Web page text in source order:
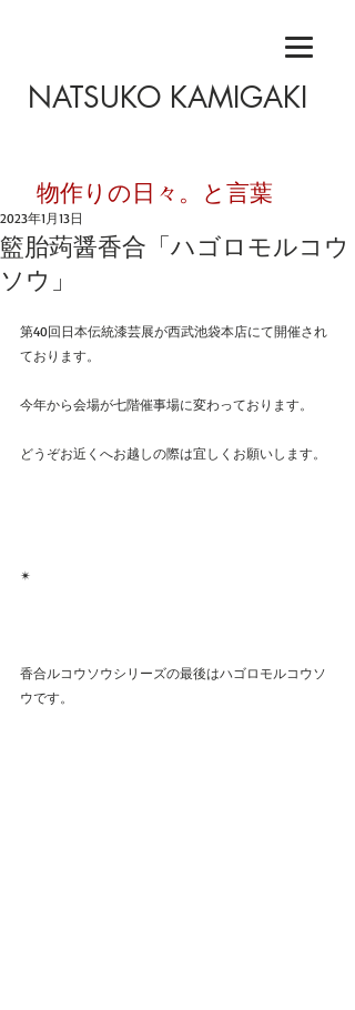
NATSUKO KAMIGAKI
​物作りの日々。と言葉
籃胎蒟醤香合「ハゴロモルコウ
ソウ」
2023年1月13日
第40回日本伝統漆芸展が西武池袋本店にて開催され
ております。
今年から会場が七階催事場に変わっております。
どうぞお近くへお越しの際は宜しくお願いします。
✴︎
香合ルコウソウシリーズの最後はハゴロモルコウソ
ウです。